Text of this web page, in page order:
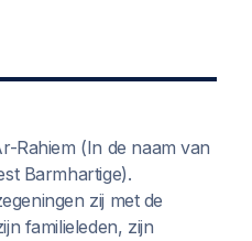
Rahiem (In de naam van
Barmhartige).
zij met de
familieleden, zijn